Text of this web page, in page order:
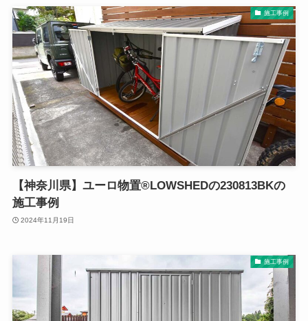
施工事例
【神奈川県】ユーロ物置®LOWSHEDの230813BKの
施工事例
2024年11月19日
施工事例